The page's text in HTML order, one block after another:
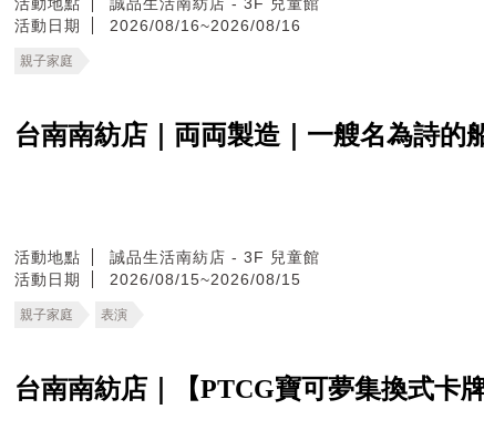
活動日期
2026/08/16~2026/08/16
親子家庭
台南南紡店｜両両製造｜一艘名為詩的
活動地點
誠品生活南紡店 - 3F 兒童館
活動日期
2026/08/15~2026/08/15
親子家庭 表演
台南南紡店｜【PTCG寶可夢集換式卡